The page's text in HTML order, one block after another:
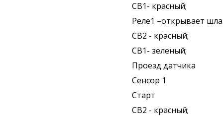
СВ1- красный;
Реле1 –открывает
СВ2 - красный;
СВ1- зеленый;
Проезд датчика
Сенсор 1
Старт
СВ2 - красный;